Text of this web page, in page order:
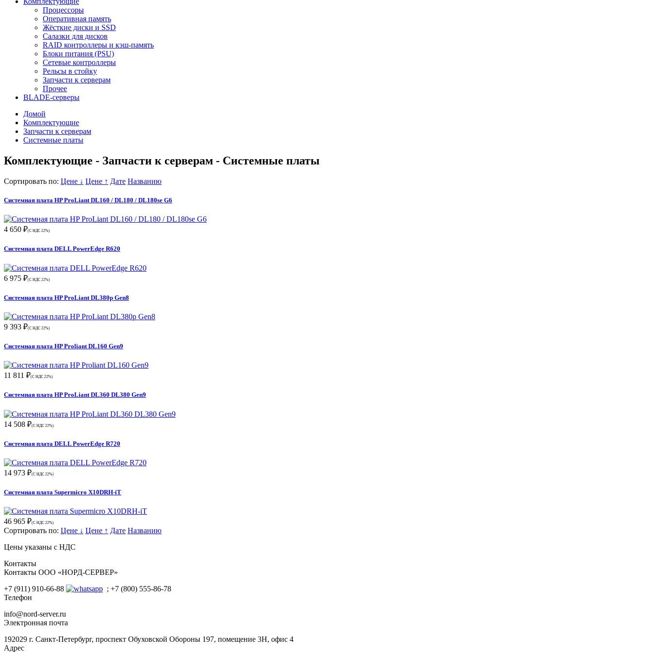
Процессоры
Оперативная память
Жёсткие диски и SSD
Салазки для дисков
RAID контроллеры и кэш-память
Блоки питания (PSU)
Сетевые контроллеры
Рельсы в стойку
Запчасти к серверам
Прочее
BLADE-серверы
Домой
Комплектующие
Запчасти к серверам
Системные платы
Комплектующие - Запчасти к серверам - Системные платы
Сортировать по: Цене ↓ Цене ↑ Дате Названию
Системная плата HP ProLiant DL160 / DL180 / DL180se G6
4 650 ₽(С НДС 22%)
Системная плата DELL PowerEdge R620
6 975 ₽(С НДС 22%)
Системная плата HP ProLiant DL380p Gen8
9 393 ₽(С НДС 22%)
Системная плата HP Proliant DL160 Gen9
11 811 ₽(С НДС 22%)
Системная плата HP ProLiant DL360 DL380 Gen9
14 508 ₽(С НДС 22%)
Системная плата DELL PowerEdge R720
14 973 ₽(С НДС 22%)
Системная плата Supermicro X10DRH-iT
46 965 ₽(С НДС 22%)
Сортировать по: Цене ↓ Цене ↑ Дате Названию
Цены указаны с НДС
Контакты
Контакты ООО «НОРД-СЕРВЕР»
+7 (911) 910-66-88
; +7 (800) 555-86-78
Телефон
info@nord-server.ru
Электронная почта
192029 г. Санкт-Петербург, проспект Обуховской Обороны 197, помещение 3Н, офис 4
Адрес